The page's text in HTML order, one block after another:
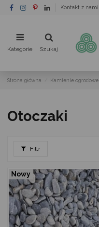
Kontakt z nami
Kategorie Szukaj
Strona główna Kamienie ogrodowe
Otoczaki
Filtr
Nowy